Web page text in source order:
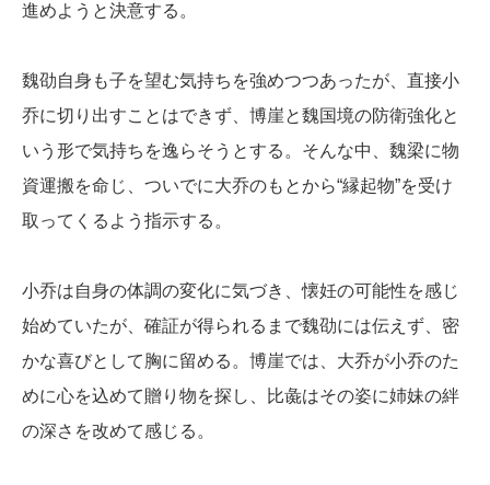
進めようと決意する。
魏劭自身も子を望む気持ちを強めつつあったが、直接小
乔に切り出すことはできず、博崖と魏国境の防衛強化と
いう形で気持ちを逸らそうとする。そんな中、魏梁に物
資運搬を命じ、ついでに大乔のもとから“縁起物”を受け
取ってくるよう指示する。
小乔は自身の体調の変化に気づき、懐妊の可能性を感じ
始めていたが、確証が得られるまで魏劭には伝えず、密
かな喜びとして胸に留める。博崖では、大乔が小乔のた
めに心を込めて贈り物を探し、比彘はその姿に姉妹の絆
の深さを改めて感じる。